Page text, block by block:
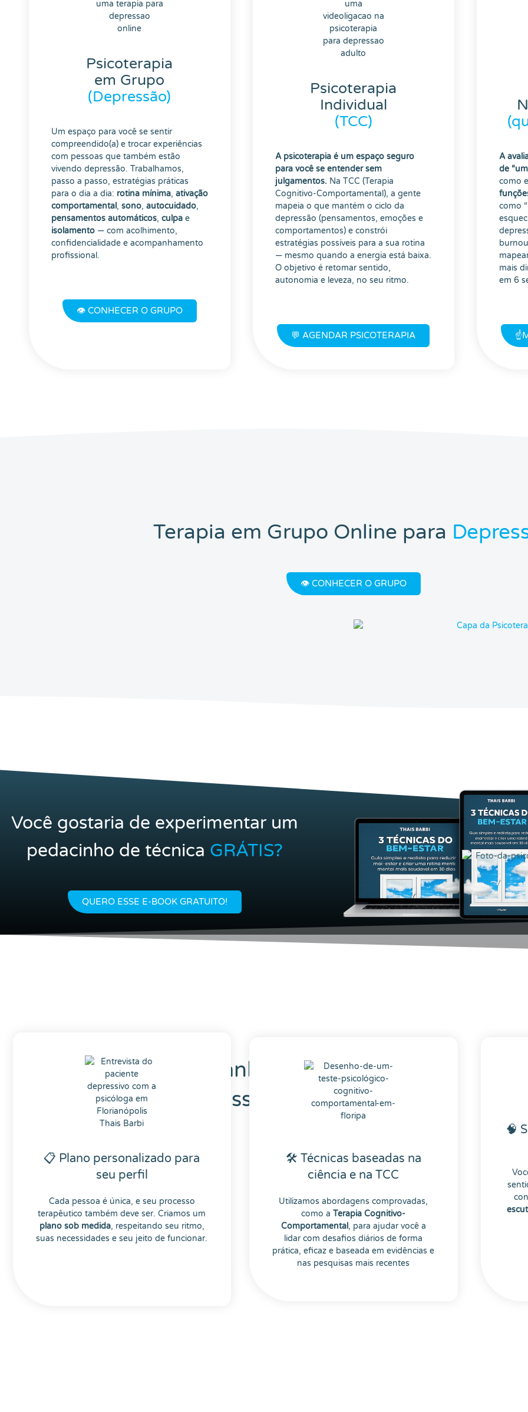
Psicoterapia
em Grupo
(Depressão)
Um espaço para você se sentir
compreendido(a) e trocar experiências
com pessoas que também estão
vivendo depressão. Trabalhamos,
passo a passo, estratégias práticas
para o dia a dia: rotina mínima, ativação
comportamental, sono, autocuidado,
pensamentos automáticos, culpae
isolamento— com acolhimento,
confidencialidade e acompanhamento
profissional.
👁️ CONHECER O GRUPO
Psicoterapia
Individual
(TCC)
A psicoterapia é um espaço seguro
para você se entender sem
julgamentos. Na TCC (Terapia
Cognitivo-Comportamental), a gente
mapeia o que mantém o ciclo da
depressão (pensamentos, emoções e
comportamentos) e constrói
estratégias possíveis para a sua rotina
— mesmo quando a energia está baixa.
O objetivo é retomar sentido,
autonomia e leveza, no seu ritmo.
💬 AGENDAR PSICOTERAPIA
A
de
como
como
mais
em 6
Terapia em Grupo Online para
👁️ CONHECER O GRUPO
Você gostaria de experimentar um
pedacinho de técnica GRÁTIS?
QUERO ESSE E-BOOK GRATUITO!
Como é o acompanhamento
psicológico na depressão?
AGENDAR PSICOTERAPIA
📋 Plano personalizado para
seu perfil
Cada pessoa é única, e seu processo
terapêutico também deve ser. Criamos um
plano sob medida, respeitando seu ritmo,
suas necessidades e seu jeito de funcionar.
🛠 Técnicas baseadas na
ciência e na TCC
Utilizamos abordagens comprovadas,
como aTerapia Cognitivo-
Comportamental, para ajudar você a
lidar com desafios diários de forma
prática, eficaz e baseada em evidências e
nas pesquisas mais recentes
🧠